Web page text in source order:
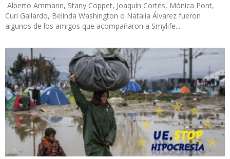
Alberto Ammann, Stany Coppet, Joaquín Cortés, Mónica Pont,
Curi Gallardo, Belinda Washington o Natalia Álvarez fueron
algunos de los amigos que acompañaron a Smylife...